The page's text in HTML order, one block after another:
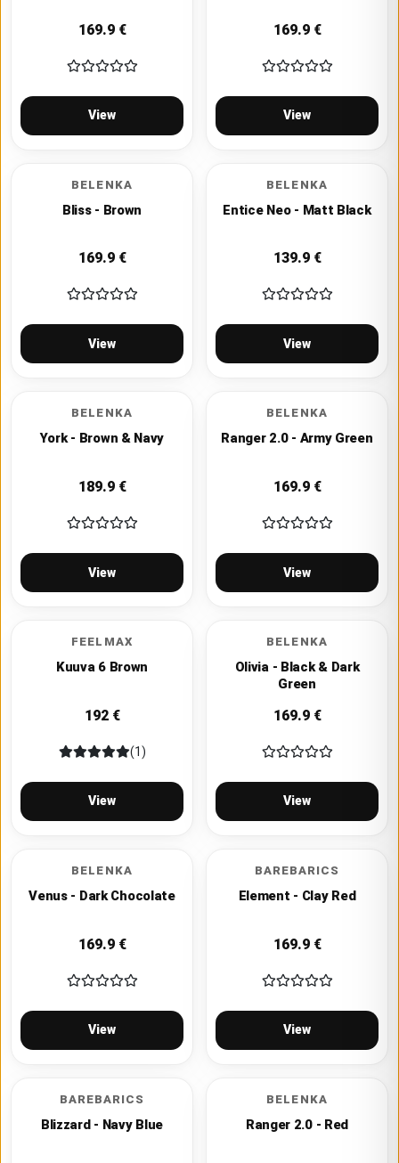
169.9€
View
169.9€
View
BELENKA
Bliss - Brown
169.9€
View
BELENKA
Entice Neo - Matt Black
139.9€
View
BELENKA
York - Brown & Navy
189.9€
View
BELENKA
Ranger 2.0 - Army Green
169.9€
View
FEELMAX
Kuuva 6 Brown
192€
(1)
View
BELENKA
Olivia - Black & Dark
Green
169.9€
View
BELENKA
Venus - Dark Chocolate
169.9€
View
BAREBARICS
Element - Clay Red
169.9€
View
BAREBARICS
Blizzard - Navy Blue
BELENKA
Ranger 2.0 - Red